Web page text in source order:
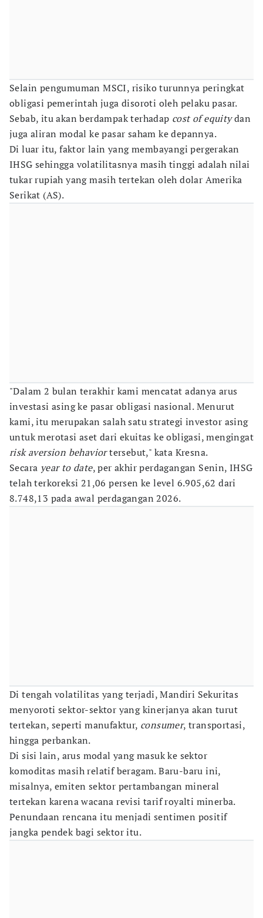
Selain pengumuman MSCI, risiko turunnya peringkat
obligasi pemerintah juga disoroti oleh pelaku pasar.
Sebab, itu akan berdampak terhadap cost of equitydan
juga aliran modal ke pasar saham ke depannya.
Di luar itu, faktor lain yang membayangi pergerakan
IHSG sehingga volatilitasnya masih tinggi adalah nilai
tukar rupiah yang masih tertekan oleh dolar Amerika
Serikat (AS).
"Dalam 2 bulan terakhir kami mencatat adanya arus
investasi asing ke pasar obligasi nasional. Menurut
kami, itu merupakan salah satu strategi investor asing
untuk merotasi aset dari ekuitas ke obligasi, mengingat
risk aversion behaviortersebut," kata Kresna.
Secara year to date, per akhir perdagangan Senin, IHSG
telah terkoreksi 21,06 persen ke level 6.905,62 dari
8.748,13 pada awal perdagangan 2026.
Di tengah volatilitas yang terjadi, Mandiri Sekuritas
menyoroti sektor-sektor yang kinerjanya akan turut
tertekan, seperti manufaktur, consumer, transportasi,
hingga perbankan.
Di sisi lain, arus modal yang masuk ke sektor
komoditas masih relatif beragam. Baru-baru ini,
misalnya, emiten sektor pertambangan mineral
tertekan karena wacana revisi tarif royalti minerba.
Penundaan rencana itu menjadi sentimen positif
jangka pendek bagi sektor itu.